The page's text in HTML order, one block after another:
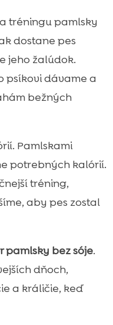
tréningu pamlsky
dostane pes
jeho žalúdok.
psíkovi dávame a
bežných
Pamlskami
potrebných kalórií.
tréning,
aby pes zostal
pamlsky bez sóje.
dňoch,
a králičie, keď